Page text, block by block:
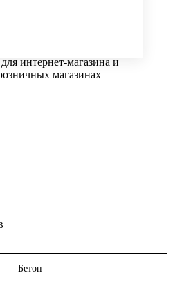
интернет-магазина и
магазинах
Бетон